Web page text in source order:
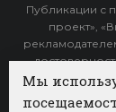
Публикации с
проект»,
Мы